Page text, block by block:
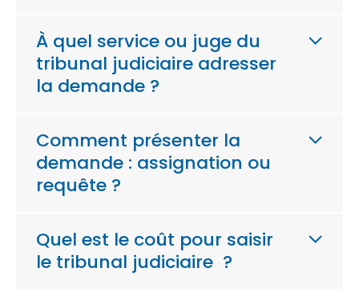
À quel service ou juge du
tribunal judiciaire adresser
la demande ?
Comment présenter la
demande : assignation ou
requête ?
Quel est le coût pour saisir
le tribunal judiciaire ?